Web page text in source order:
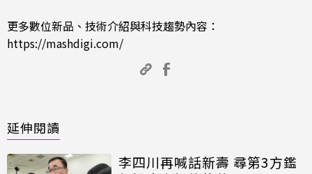
更多數位新品、技術介紹與科技趨勢內容：
https://mashdigi.com/
延伸閱讀
李四川再喊話新壽 尋第3方鑑